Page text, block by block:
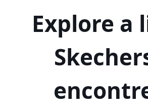
Explore a